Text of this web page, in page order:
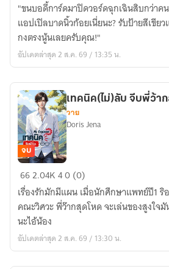
ฉบับ…
คุณ
พ่อ
มาเฟีย
"ขนบอดี้การ์ดมาปิดวอร์ดฉุกเฉินสิบกว่า
แอปเปิลบาดนิ้วก้อยเนี่ยนะ? รับป้ายสีเขีย
กงตรงนู้นเลยครับคุณ!"
อัปเดตล่าสุด 2 ส.ค. 69 / 13:35 น.
เทคนิค(ไม่)ลับ
จีบ
พี่
ว้า
ก
สุด
จบ
เทคนิค(ไม่)ลับ จีบพี่ว้า
วาย
Doris Jena
662.04K40 (0)
เรื่องรักมักมีแผน เมื่อนักศึกษาแพทย์ปี1 ริ
คณะวิศวะ พี่ว๊ากสุดโหด จะเล่นของสูงใจ
นะไอ้น้อง
อัปเดตล่าสุด 2 ส.ค. 69 / 13:30 น.